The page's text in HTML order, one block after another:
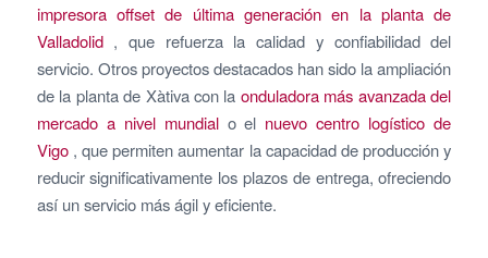
impresora offset de última generación en la planta de
Valladolid, que refuerza la calidad y confiabilidad del
servicio. Otros proyectos destacados han sido la ampliación
de la planta de Xàtiva con la onduladora más avanzada del
mercado a nivel mundialo el nuevo centro logístico de
Vigo, que permiten aumentar la capacidad de producción y
reducir significativamente los plazos de entrega, ofreciendo
así un servicio más ágil y eficiente.